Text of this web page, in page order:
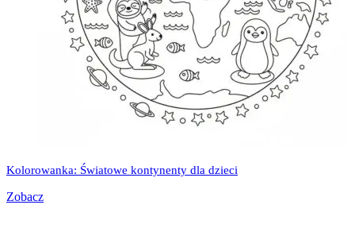
Kolorowanka: Światowe kontynenty dla dzieci
Zobacz